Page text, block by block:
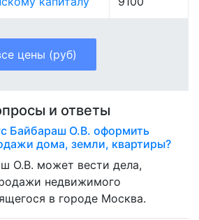
цены (руб)
и ответы
Байбараш О.В. оформить
дома, земли, квартиры?
О.В. может вести дела,
недвижимого
в городе Москва.